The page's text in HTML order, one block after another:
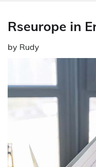
Rseurope in
by Rudy